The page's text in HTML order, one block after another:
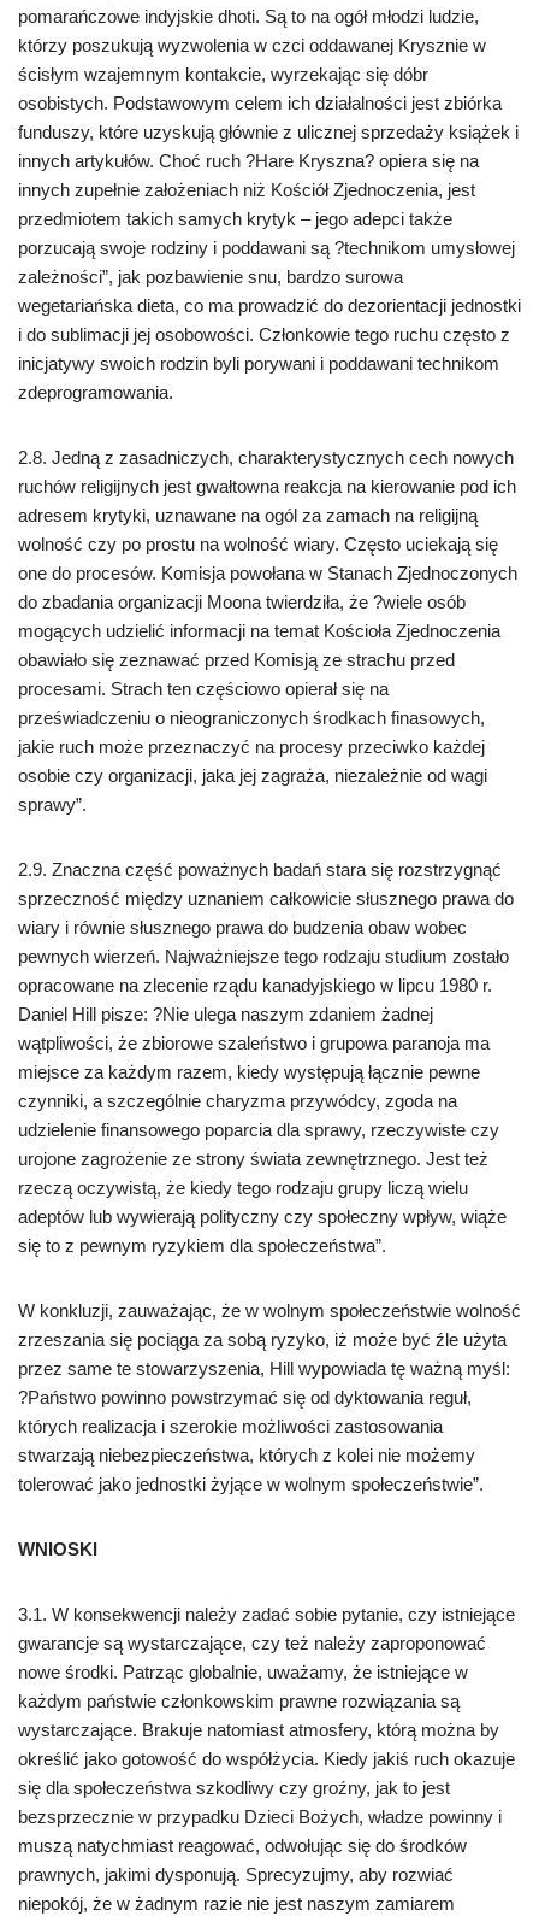
pomarańczowe indyjskie dhoti. Są to na ogół młodzi ludzie,
którzy poszukują wyzwolenia w czci oddawanej Krysznie w
ścisłym wzajemnym kontakcie, wyrzekając się dóbr
osobistych. Podstawowym celem ich działalności jest zbiórka
funduszy, które uzyskują głównie z ulicznej sprzedaży książek i
innych artykułów. Choć ruch ?Hare Kryszna? opiera się na
innych zupełnie założeniach niż Kościół Zjednoczenia, jest
przedmiotem takich samych krytyk – jego adepci także
porzucają swoje rodziny i poddawani są ?technikom umysłowej
zależności”, jak pozbawienie snu, bardzo surowa
wegetariańska dieta, co ma prowadzić do dezorientacji jednostki
i do sublimacji jej osobowości. Członkowie tego ruchu często z
inicjatywy swoich rodzin byli porywani i poddawani technikom
zdeprogramowania.
2.8. Jedną z zasadniczych, charakterystycznych cech nowych
ruchów religijnych jest gwałtowna reakcja na kierowanie pod ich
adresem krytyki, uznawane na ogól za zamach na religijną
wolność czy po prostu na wolność wiary. Często uciekają się
one do procesów. Komisja powołana w Stanach Zjednoczonych
do zbadania organizacji Moona twierdziła, że ?wiele osób
mogących udzielić informacji na temat Kościoła Zjednoczenia
obawiało się zeznawać przed Komisją ze strachu przed
procesami. Strach ten częściowo opierał się na
przeświadczeniu o nieograniczonych środkach finasowych,
jakie ruch może przeznaczyć na procesy przeciwko każdej
osobie czy organizacji, jaka jej zagraża, niezależnie od wagi
sprawy”.
2.9. Znaczna część poważnych badań stara się rozstrzygnąć
sprzeczność między uznaniem całkowicie słusznego prawa do
wiary i równie słusznego prawa do budzenia obaw wobec
pewnych wierzeń. Najważniejsze tego rodzaju studium zostało
opracowane na zlecenie rządu kanadyjskiego w lipcu 1980 r.
Daniel Hill pisze: ?Nie ulega naszym zdaniem żadnej
wątpliwości, że zbiorowe szaleństwo i grupowa paranoja ma
miejsce za każdym razem, kiedy występują łącznie pewne
czynniki, a szczególnie charyzma przywódcy, zgoda na
udzielenie finansowego poparcia dla sprawy, rzeczywiste czy
urojone zagrożenie ze strony świata zewnętrznego. Jest też
rzeczą oczywistą, że kiedy tego rodzaju grupy liczą wielu
adeptów lub wywierają polityczny czy społeczny wpływ, wiąże
się to z pewnym ryzykiem dla społeczeństwa”.
W konkluzji, zauważając, że w wolnym społeczeństwie wolność
zrzeszania się pociąga za sobą ryzyko, iż może być źle użyta
przez same te stowarzyszenia, Hill wypowiada tę ważną myśl:
?Państwo powinno powstrzymać się od dyktowania reguł,
których realizacja i szerokie możliwości zastosowania
stwarzają niebezpieczeństwa, których z kolei nie możemy
tolerować jako jednostki żyjące w wolnym społeczeństwie”.
WNIOSKI
3.1. W konsekwencji należy zadać sobie pytanie, czy istniejące
gwarancje są wystarczające, czy też należy zaproponować
nowe środki. Patrząc globalnie, uważamy, że istniejące w
każdym państwie członkowskim prawne rozwiązania są
wystarczające. Brakuje natomiast atmosfery, którą można by
określić jako gotowość do współżycia. Kiedy jakiś ruch okazuje
się dla społeczeństwa szkodliwy czy groźny, jak to jest
bezsprzecznie w przypadku Dzieci Bożych, władze powinny i
muszą natychmiast reagować, odwołując się do środków
prawnych, jakimi dysponują. Sprecyzujmy, aby rozwiać
niepokój, że w żadnym razie nie jest naszym zamiarem